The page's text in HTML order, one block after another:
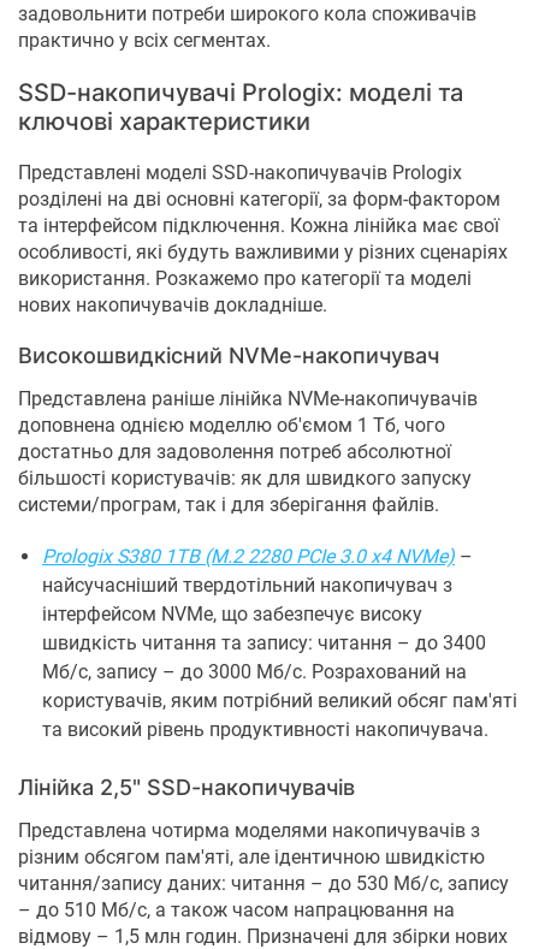
задовольнити потреби широкого кола споживачів
практично у всіх сегментах.
SSD-накопичувачі Prologix: моделі та
ключові характеристики
Представлені моделі SSD-накопичувачів Prologix
розділені на дві основні категорії, за форм-фактором
та інтерфейсом підключення. Кожна лінійка має свої
особливості, які будуть важливими у різних сценаріях
використання. Розкажемо про категорії та моделі
нових накопичувачів докладніше.
Високошвидкісний NVMe-накопичувач
Представлена раніше лінійка NVMe-накопичувачів
доповнена однією моделлю об'ємом 1 Тб, чого
достатньо для задоволення потреб абсолютної
більшості користувачів: як для швидкого запуску
системи/програм, так і для зберігання файлів.
Prologix S380 1TB (M.2 2280 PCIe 3.0 x4 NVMe) –
найсучасніший твердотільний накопичувач з
інтерфейсом NVMe, що забезпечує високу
швидкість читання та запису: читання – до 3400
Мб/с, запису – до 3000 Мб/с. Розрахований на
користувачів, яким потрібний великий обсяг пам'яті
та високий рівень продуктивності накопичувача.
Лінійка 2,5" SSD-накопичувачів
Представлена чотирма моделями накопичувачів з
різним обсягом пам'яті, але ідентичною швидкістю
читання/запису даних: читання – до 530 Мб/с, запису
– до 510 Мб/с, а також часом напрацювання на
відмову – 1,5 млн годин. Призначені для збірки нових